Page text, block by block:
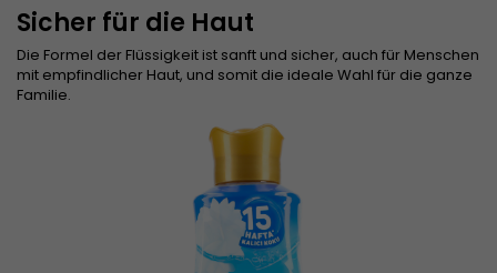
Sicher für die Haut
Die Formel der Flüssigkeit ist sanft und sicher, auch für Menschen
mit empfindlicher Haut, und somit die ideale Wahl für die ganze
Familie.